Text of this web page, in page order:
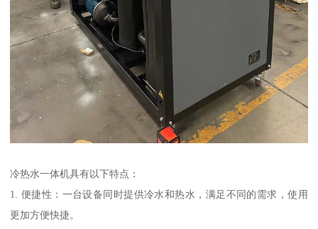
冷热水一体机具有以下特点：
1. 便捷性：一台设备同时提供冷水和热水，满足不同的需求，使用
更加方便快捷。